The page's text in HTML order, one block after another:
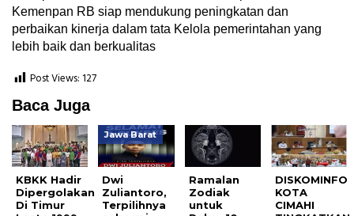
Kemenpan RB siap mendukung peningkatan dan
perbaikan kinerja dalam tata Kelola pemerintahan yang
lebih baik dan berkualitas
Post Views: 127
Baca Juga
KBKK Hadir
Dipergolakan
Di Timur
Jawa Barat
Dwi
Zuliantoro,
Terpilihnya
Ramalan
Zodiak
untuk
DISKOMINFO
KOTA
CIMAHI